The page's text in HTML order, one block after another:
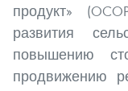
продукт»
развития
повышению
продвижению